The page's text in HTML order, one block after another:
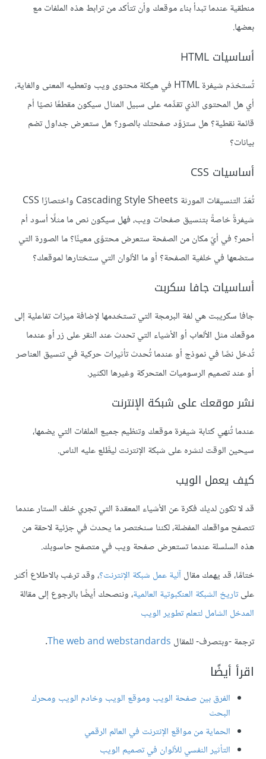
منطقية عندما تبدأ بناء موقعك وأن تتأكد من ترابط هذه الملفات مع
بعضها.
أساسيات HTML
تُستخدَم شيفرة HTML في هيكلة محتوى ويب وتعطيه المعنى والغاية،
أي هل المحتوى الذي تقدِّمه على سبيل المثال سيكون مقطعًا نصيًا أم
قائمة نقطية؟ هل ستزوِّد صفحتك بالصور؟ هل ستعرض جداول تضم
بيانات؟
أساسيات CSS
تُعَدّ التنسيقات المورثة Cascading Style Sheets واختصارًا CSS
شيفرةً خاصةً بتنسيق صفحات ويب، فهل سيكون نص ما مثلًا أسود أم
أحمر؟ في أيّ مكان من الصفحة ستعرض محتوًى معينًا؟ ما الصورة التي
ستضعها في خلفية الصفحة؟ أو ما الألوان التي ستختارها لموقعك؟
أساسيات جافا سكربت
جافا سكريبت هي لغة البرمجة التي تستخدمها لإضافة ميزات تفاعلية إلى
موقعك مثل الألعاب أو الأشياء التي تحدث عند النقر على زر أو عندما
تُدخل نصًا في نموذج أو عندما تُحدث تأثيرات حركية في تنسيق العناصر
أو عند تصميم الرسوميات المتحركة وغيرها الكثير.
نشر موقعك على شبكة الإنترنت
عندما تُنهي كتابة شيفرة موقعك وتنظيم جميع الملفات التي يضمها،
سيحين الوقت لنشره على شبكة الإنترنت ليطَّلع عليه الناس.
كيف يعمل الويب
قد لا تكون لديك فكرة عن الأشياء المعقدة التي تجري خلف الستار عندما
تتصفح مواقعك المفضلة، لكننا سنختصر ما يحدث في جزئية لاحقة من
هذه السلسلة عندما تستعرض صفحة ويب في متصفح حاسوبك.
ختامًا، قد يهمك مقالآلية عمل شبكة الإنترنت؟، وقد ترغب بالاطلاع أكثر
علىتاريخ الشبكة العنكبوتية العالمية، وننصحك أيضًا بالرجوع إلى مقالة
المدخل الشامل لتعلم تطوير الويب
ترجمة -وبتصرف- للمقال The web and webstandards
.
اقرأ أيضًا
الفرق بين صفحة الويب وموقع الويب وخادم الويب ومحرك
البحث
الحماية من مواقع الإنترنت في العالم الرقمي
التأثير النفسي للألوان في تصميم الويب